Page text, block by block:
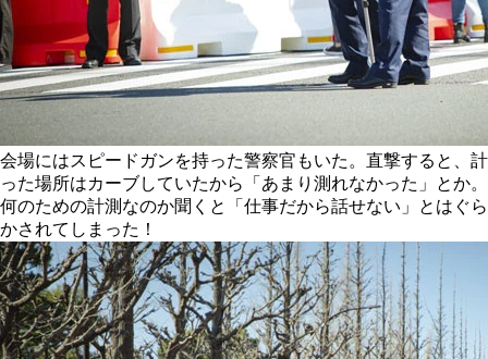
会場にはスピードガンを持った警察官もいた。直撃すると、計
った場所はカーブしていたから「あまり測れなかった」とか。
何のための計測なのか聞くと「仕事だから話せない」とはぐら
かされてしまった！